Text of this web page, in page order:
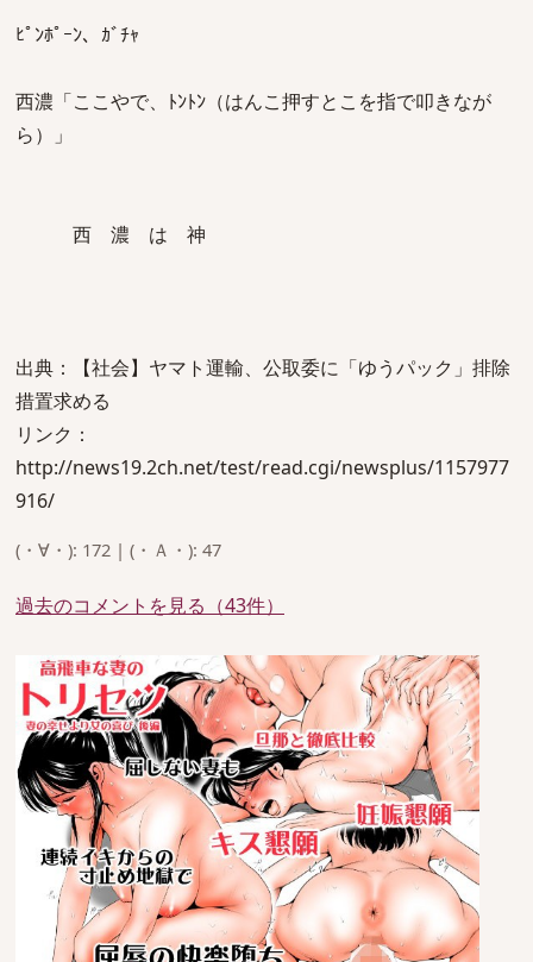
ﾋﾟﾝﾎﾟｰﾝ、ｶﾞﾁｬ
西濃「ここやで、ﾄﾝﾄﾝ（はんこ押すとこを指で叩きなが
ら）」
西 濃 は 神
出典：【社会】ヤマト運輸、公取委に「ゆうパック」排除
措置求める
リンク：
http://news19.2ch.net/test/read.cgi/newsplus/1157977
916/
(・∀・): 172 | (・Ａ・): 47
過去のコメントを見る（43件）